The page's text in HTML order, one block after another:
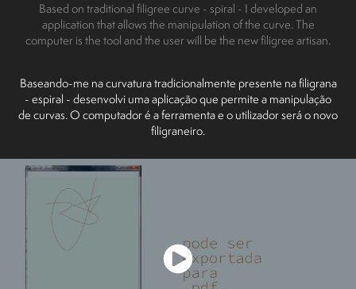
Based on traditional filigree curve - spiral - I developed an
application that allows the manipulation of the curve. The
computer is the tool and the user will be the new filigree artisan.
Baseando-me na curvatura tradicionalmente presente na filigrana
- espiral - desenvolvi uma aplicação que permite a manipulação
de curvas. O computador é a ferramenta e o utilizador será o novo
filigraneiro.